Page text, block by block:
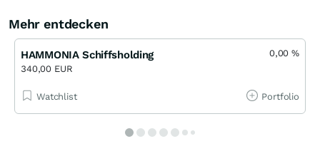
Mehr entdecken
HAMMONIA Schiffsholding
340,00 EUR
0,00%
Watchlist Portfolio